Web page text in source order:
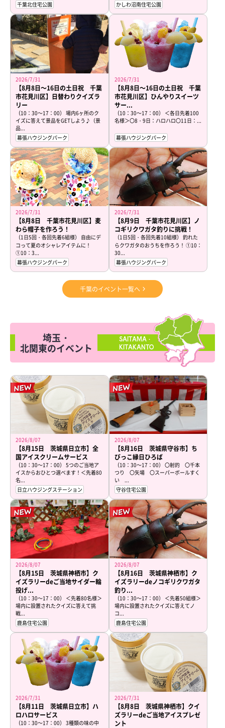
千葉北住宅公園
かしわ沼南住宅公園
2026/7/31
【8月8日～16日の土日祝 千葉
市花見川区】日替わりクイズラ
リー
（10：30～17：00） 場内6ヶ所のク
イズに答えて景品をGETしよう♪（景
品...
幕張ハウジングパーク
2026/7/31
【8月8日～16日の土日祝 千葉
市花見川区】ひんやりスイーツ
サー...
（10：30～17：00） ＜各日先着100
名様＞〇8・9日：ハロハロ〇11日：...
幕張ハウジングパーク
2026/7/31
【8月8日 千葉市花見川区】麦
わら帽子を作ろう！
（1日5回・各回先着6組様） 自由にデ
コって夏のオシャレアイテムに！
①10：3...
幕張ハウジングパーク
2026/7/31
【8月9日 千葉市花見川区】ノ
コギリクワガタ釣りに挑戦！
（1日5回・各回先着10組様） 釣れた
らクワガタのおうちを作ろう！ ①10：
30...
幕張ハウジングパーク
千葉のイベント一覧へ
埼玉・
北関東のイベント
SAITAMA・
KITAKANTO
2026/8/07
【8月15日 茨城県日立市】全
国アイスクリームサービス
（10：30～17：00） 5つのご当地ア
イスからおひとつ選べます！＜先着80
名...
日立ハウジングステーション
2026/8/07
【8月16日 茨城県守谷市】ち
びっこ縁日ひろば
（10：30～17：00） 〇射的 〇千本
つり 〇矢場 〇スーパーボールすく
い ...
守谷住宅公園
2026/8/07
【8月15日 茨城県神栖市】ク
イズラリーdeご当地サイダー輪
投げ...
（10：30～17：00） ＜先着80名様＞
場内に設置されたクイズに答えて挑
戦...
鹿島住宅公園
2026/8/07
【8月16日 茨城県神栖市】ク
イズラリーdeノコギリクワガタ
釣り...
（10：30～17：00） ＜先着50組様＞
場内に設置されたクイズに答えてノ
コ...
鹿島住宅公園
2026/7/31
【8月11日 茨城県日立市】ハ
ロハロサービス
（10：30～17：00） 3種類の味の中
2026/7/31
【8月8日 茨城県神栖市】クイ
ズラリーdeご当地アイスプレゼ
ント